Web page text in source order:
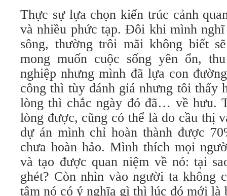
Thực sự lựa chọn kiến trúc cảnh
và nhiều phức tạp. Đôi khi mình
sông, thường trôi mãi không biết
mong muốn cuộc sống yên ổn,
nghiệp nhưng mình đã lựa con
công thì tùy đánh giá nhưng tôi thấy
lòng thì chắc ngày đó đã… về hưu.
lòng được, cũng có thể là do cầu thị
dự án mình chỉ hoàn thành được
chưa hoàn hảo. Mình thích mọi
và tạo được quan niệm về nó: tại
ghét? Còn nhìn vào người ta không
tâm nó có ý nghĩa gì thì lúc đó mới là